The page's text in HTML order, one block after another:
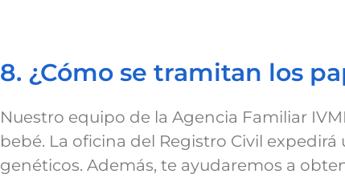
8. ¿Cómo se tramitan los
Nuestro equipo de la Agencia Familiar
bebé. La oficina del Registro Civil
genéticos. Además, te ayudaremos a